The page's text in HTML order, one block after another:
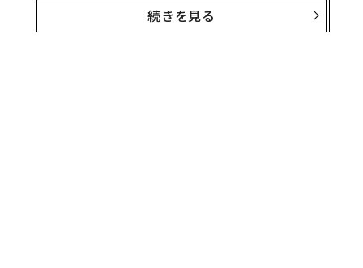
ム、スレッズにおいて、X（旧ツイッター）の「コミュ
ニティノート」に似た投稿のモデレーション（監視）の
続きを見る